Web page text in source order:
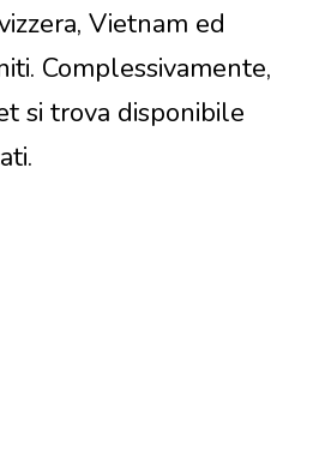
Vietnam ed
Complessivamente,
si trova disponibile